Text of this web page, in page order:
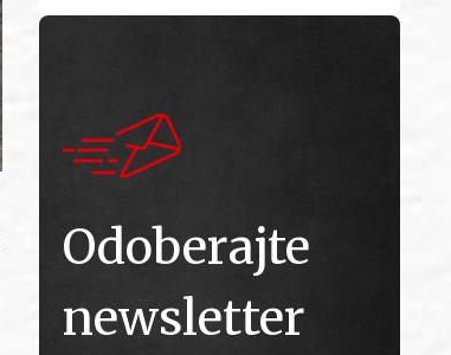
Odoberajte
newsletter